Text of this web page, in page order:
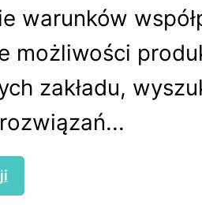
warunków
możliwości
zakładu,